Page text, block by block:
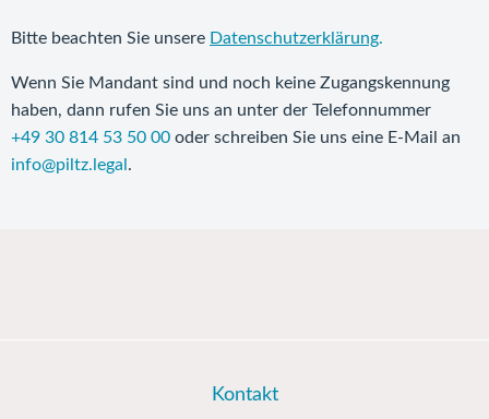
Bitte beachten Sie unsere Datenschutzerklärung.
Wenn Sie Mandant sind und noch keine Zugangskennung
haben, dann rufen Sie uns an unter der Telefonnummer
+49 30 814 53 50 00 oder schreiben Sie uns eine E-Mail an
info@piltz.legal .
Kontakt